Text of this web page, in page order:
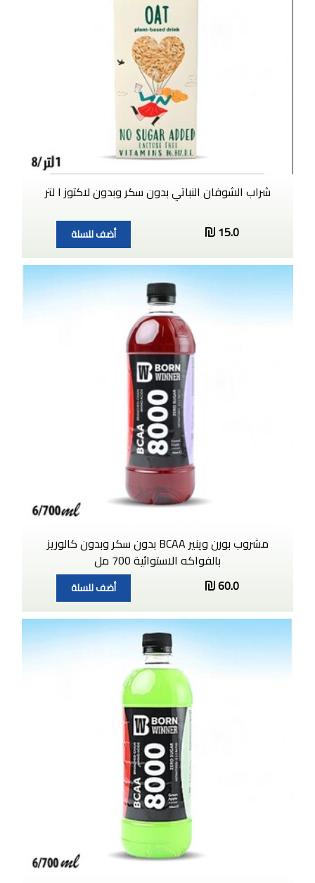
شراب الشوفان النباتي بدون سكر وبدون لاكتوز ١ لتر
15.0
أضف للسلة
مشروب بورن وينير BCAA بدون سكر وبدون كالوريز
بالفواكه الاستوائية 700 مل
60.0
أضف للسلة